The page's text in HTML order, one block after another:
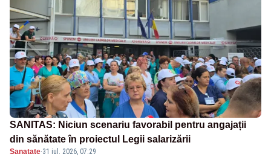
SANITAS: Niciun scenariu favorabil pentru angajații
din sănătate în proiectul Legii salarizării
Sanatate·31 iul. 2026, 07:29